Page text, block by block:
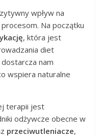
wpływ na
Na początku
, która jest
diet
nam
wspiera naturalne
terapii jest
odżywcze obecne w
przeciwutleniacze,